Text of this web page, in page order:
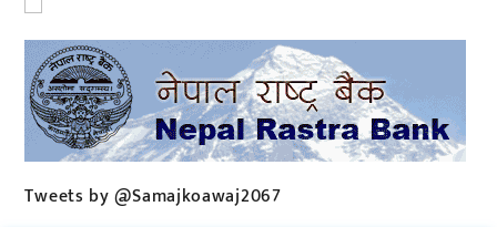
Tweets by @Samajkoawaj2067